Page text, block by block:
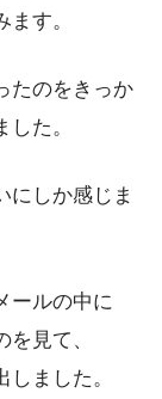
す。
たのをきっか
た。
にしか感じま
ールの中に
見て、
ました。